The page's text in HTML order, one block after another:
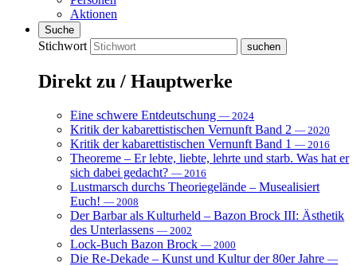
Aktionen
Suche
Stichwort
Direkt zu / Hauptwerke
Eine schwere Entdeutschung — 2024
Kritik der kabarettistischen Vernunft Band 2 — 2020
Kritik der kabarettistischen Vernunft Band 1 — 2016
Theoreme – Er lebte, liebte, lehrte und starb. Was hat er
sich dabei gedacht? — 2016
Lustmarsch durchs Theoriegelände – Musealisiert
Euch! — 2008
Der Barbar als Kulturheld – Bazon Brock III: Ästhetik
des Unterlassens — 2002
Lock-Buch Bazon Brock — 2000
Die Re-Dekade – Kunst und Kultur der 80er Jahre —